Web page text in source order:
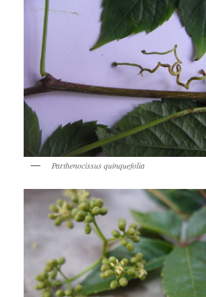
Parthenocissus quinquefolia